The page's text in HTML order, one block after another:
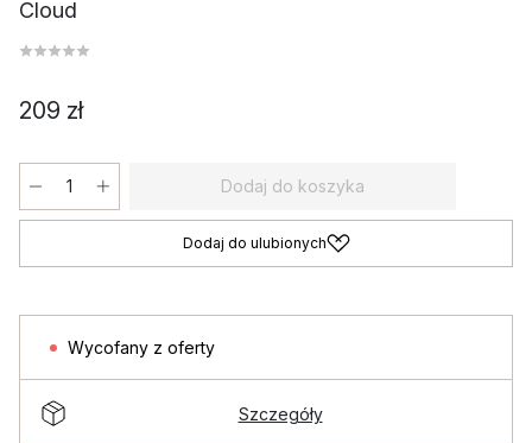
Cloud
209 zł
Dodaj do koszyka
Dodaj do ulubionych
Wycofany z oferty
Szczegóły